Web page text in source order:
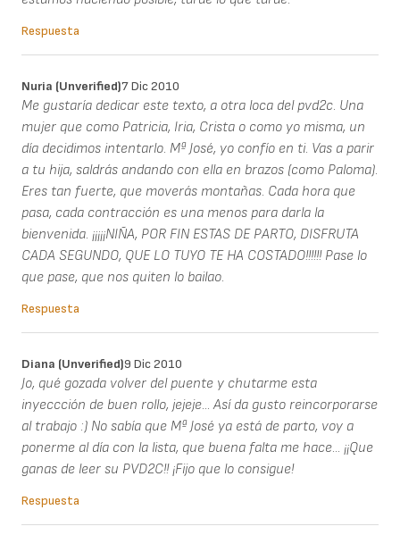
Respuesta
Nuria (unverified)7 Dic 2010
Me gustaría dedicar este texto, a otra loca del pvd2c. Una
mujer que como Patricia, Iria, Crista o como yo misma, un
día decidimos intentarlo. Mª José, yo confío en ti. Vas a parir
a tu hija, saldrás andando con ella en brazos (como Paloma).
Eres tan fuerte, que moverás montañas. Cada hora que
pasa, cada contracción es una menos para darla la
bienvenida. ¡¡¡¡¡NIÑA, POR FIN ESTAS DE PARTO, DISFRUTA
CADA SEGUNDO, QUE LO TUYO TE HA COSTADO!!!!!! Pase lo
que pase, que nos quiten lo bailao.
Respuesta
Diana (unverified)9 Dic 2010
Jo, qué gozada volver del puente y chutarme esta
inyeccción de buen rollo, jejeje... Así da gusto reincorporarse
al trabajo :) No sabía que Mª José ya está de parto, voy a
ponerme al día con la lista, que buena falta me hace... ¡¡Que
ganas de leer su PVD2C!! ¡Fijo que lo consigue!
Respuesta